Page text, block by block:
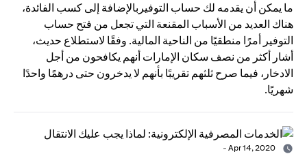
ما يمكن أن يقدمه لك حساب التوفيربالإضافة إلى كسب الفائدة،
هناك العديد من الأسباب المقنعة التي تجعل من فتح حساب
التوفير أمرًا منطقيًا من الناحية المالية. وفقًا لاستطلاع حديث،
أشار أكثر من نصف سكان الإمارات أنهم يكافحون من أجل
الادخار، فيما صرح ثلثهم تقريبًا بأنهم لا يدخرون حتى درهمًا واحدًا
شهريًا.
-